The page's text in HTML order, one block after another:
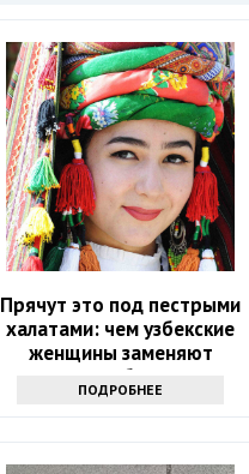
Прячут это под пестрыми
халатами: чем узбекские
женщины заменяют
нижнее белье и
комбинации
ПОДРОБНЕЕ